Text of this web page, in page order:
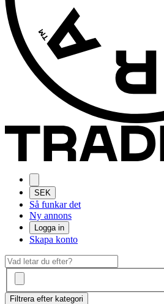
SEK
Så funkar det
Ny annons
Logga in
Skapa konto
Filtrera efter kategori